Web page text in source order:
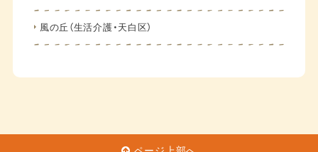
風の丘（生活介護・天白区）